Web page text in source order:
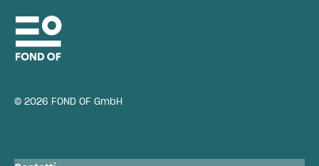
© 2026 FOND OF GmbH